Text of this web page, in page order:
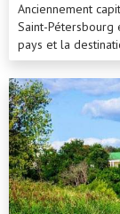
Anciennement
Saint-
pays et la
enchanteresse.
sur plus d'une
magnifiques qui
aristocratiques, de
ornementées, la
d'impressionner.
Pétersbourg,
ne rien manquer
palais d'été de